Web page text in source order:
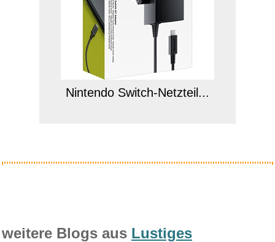
Nintendo Switch-Netzteil...
weitere Blogs aus Lustiges